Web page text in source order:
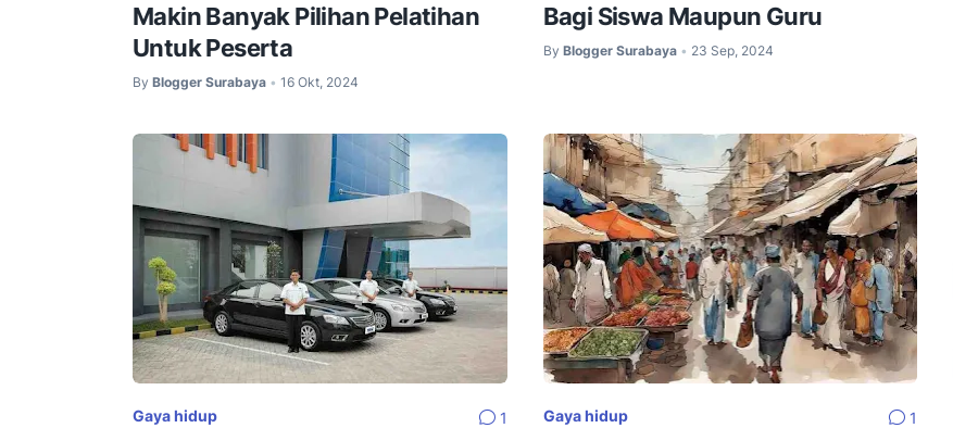
Makin Banyak Pilihan Pelatihan
Untuk Peserta
By Blogger Surabaya • 16 Okt, 2024
Bagi Siswa Maupun Guru
By Blogger Surabaya • 23 Sep, 2024
Gaya hidup 1 Gaya hidup 1